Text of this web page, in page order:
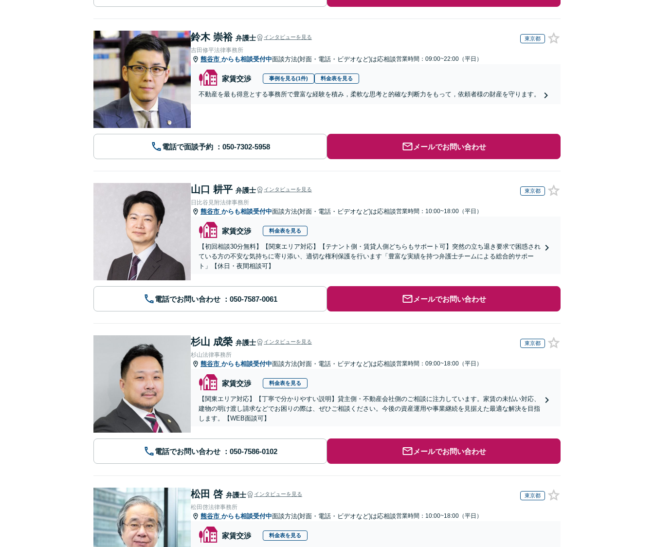
鈴木 崇裕 弁護士 インタビューを見る 東京都
吉田修平法律事務所
熊谷市 からも相談受付中面談方法(対面・電話・ビデオなど)は応相談営業時間：09:00~22:00（平日）
家賃交渉 事例を見る(1件) 料金表を見る
不動産を最も得意とする事務所で豊富な経験を積み，柔軟な思考と的確な判断力をもって，依頼者様の財産を守ります。
電話で面談予約 メールでお問い合わせ
山口 耕平 弁護士 インタビューを見る 東京都
日比谷見附法律事務所
熊谷市 からも相談受付中面談方法(対面・電話・ビデオなど)は応相談営業時間：10:00~18:00（平日）
家賃交渉 料金表を見る
【初回相談30分無料】【関東エリア対応】【テナント側・賃貸人側どちらもサポート可】突然の立ち退き要求で困惑され
ている方の不安な気持ちに寄り添い、適切な権利保護を行います「豊富な実績を持つ弁護士チームによる総合的サポー
ト」【休日・夜間相談可】
電話でお問い合わせ メールでお問い合わせ
杉山 成榮 弁護士 インタビューを見る 東京都
杉山法律事務所
熊谷市 からも相談受付中面談方法(対面・電話・ビデオなど)は応相談営業時間：09:00~18:00（平日）
家賃交渉 料金表を見る
【関東エリア対応】【丁寧で分かりやすい説明】貸主側・不動産会社側のご相談に注力しています。家賃の未払い対応、
建物の明け渡し請求などでお困りの際は、ぜひご相談ください。今後の資産運用や事業継続を見据えた最適な解決を目指
します。【WEB面談可】
電話でお問い合わせ メールでお問い合わせ
松田 啓 弁護士 インタビューを見る 東京都
松田啓法律事務所
熊谷市 からも相談受付中面談方法(対面・電話・ビデオなど)は応相談営業時間：10:00~18:00（平日）
家賃交渉 料金表を見る